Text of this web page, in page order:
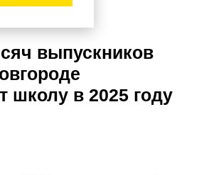
выпускников
школу в 2025 году